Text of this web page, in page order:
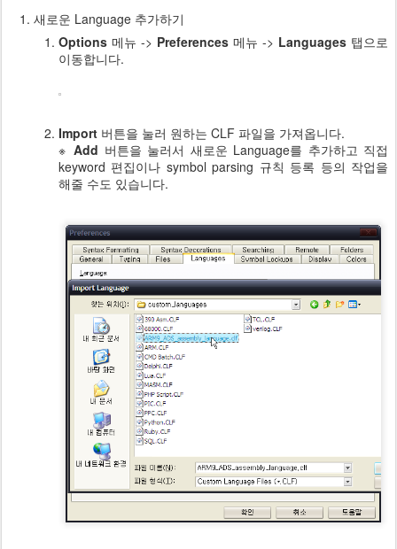
새로운 Language 추가하기
Options 메뉴 -> Preferences 메뉴 -> Languages 탭으로
이동합니다.
Import 버튼을 눌러 원하는 CLF 파일을 가져옵니다.
※ Add 버튼을 눌러서 새로운 Language를 추가하고 직접
keyword 편집이나 symbol parsing 규칙 등록 등의 작업을
해줄 수도 있습니다.